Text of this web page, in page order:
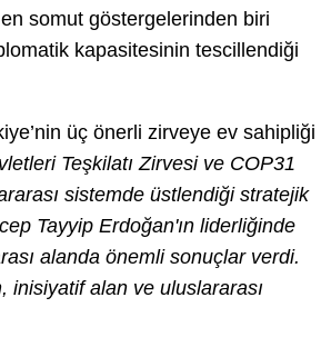
somut göstergelerinden biri
kapasitesinin tescillendiği
üç önerli zirveye ev sahipliği
Teşkilatı Zirvesi ve COP31
sistemde üstlendiği stratejik
Tayyip Erdoğan'ın liderliğinde
alanda önemli sonuçlar verdi.
inisiyatif alan ve uluslararası